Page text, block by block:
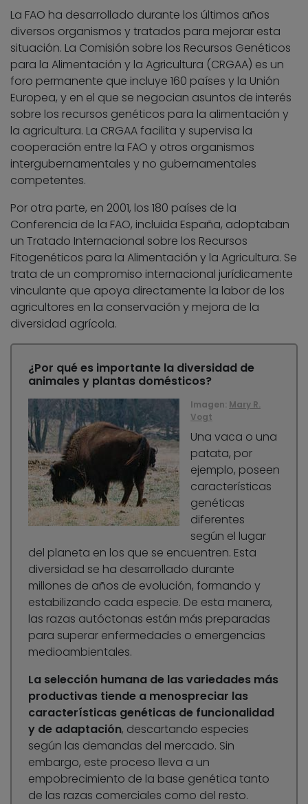
La FAO ha desarrollado durante los últimos años
diversos organismos y tratados para mejorar esta
situación. La Comisión sobre los Recursos Genéticos
para la Alimentación y la Agricultura (CRGAA) es un
foro permanente que incluye 160 países y la Unión
Europea, y en el que se negocian asuntos de interés
sobre los recursos genéticos para la alimentación y
la agricultura. La CRGAA facilita y supervisa la
cooperación entre la FAO y otros organismos
intergubernamentales y no gubernamentales
competentes.
Por otra parte, en 2001, los 180 países de la
Conferencia de la FAO, incluida España, adoptaban
un Tratado Internacional sobre los Recursos
Fitogenéticos para la Alimentación y la Agricultura. Se
trata de un compromiso internacional jurídicamente
vinculante que apoya directamente la labor de los
agricultores en la conservación y mejora de la
diversidad agrícola.
¿Por qué es importante la diversidad de
animales y plantas domésticos?
Imagen: Mary R.
Vogt
Una vaca o una
patata, por
ejemplo, poseen
características
genéticas
diferentes
según el lugar
del planeta en los que se encuentren. Esta
diversidad se ha desarrollado durante
millones de años de evolución, formando y
estabilizando cada especie. De esta manera,
las razas autóctonas están más preparadas
para superar enfermedades o emergencias
medioambientales.
La selección humana de las variedades más
productivas tiende a menospreciar las
características genéticas de funcionalidad
y de adaptación, descartando especies
según las demandas del mercado. Sin
embargo, este proceso lleva a un
empobrecimiento de la base genética tanto
de las razas comerciales como del resto.